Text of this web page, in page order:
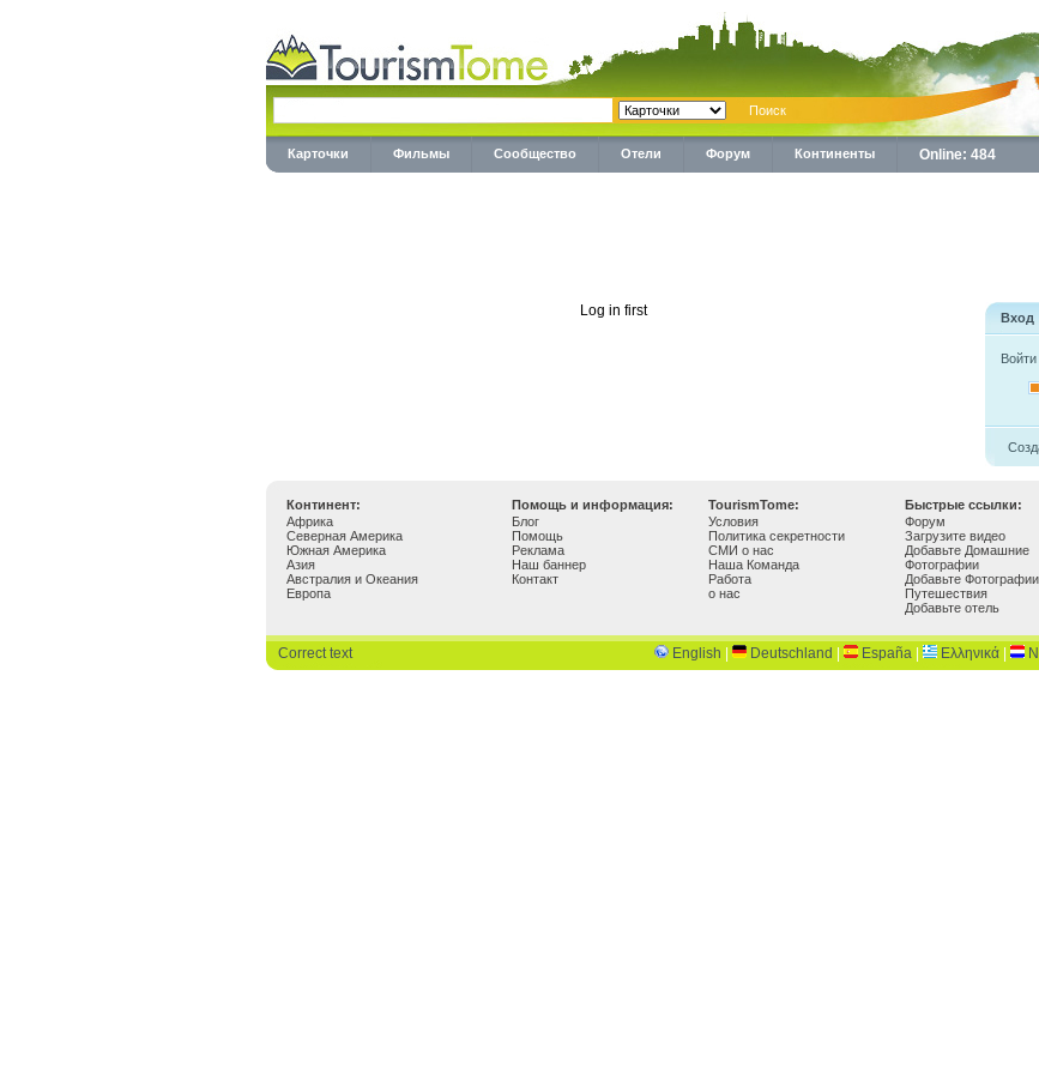
Карточки Фильмы Сообщество Отели Форум Континенты Online: 484
Log in first Вход
Войти
Континент: Помощь и информация: TourismTome: Быстрые ссылки:
Африка
Северная Америка
Южная Америка
Азия
Австралия и Океания
Европа
Блог
Помощь
Реклама
Наш баннер
Контакт
Условия
Политика секретности
СМИ о нас
Наша Команда
Работа
о нас
Форум
Загрузите видео
Добавьте Домашние
Фотографии
Добавьте Фотографии
Путешествия
Добавьте отель
Correct text English Deutschland España Ελληνικά